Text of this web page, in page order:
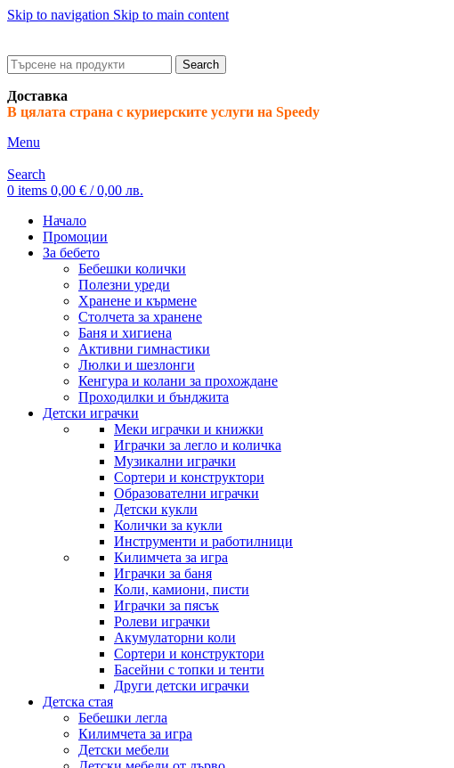
Skip to navigation Skip to main content
Search
Доставка
В цялата страна с куриерските услуги на Speedy
Menu
Search
0 items 0,00 € / 0,00 лв.
Начало
Промоции
За бебето
Бебешки колички
Полезни уреди
Хранене и кърмене
Столчета за хранене
Баня и хигиена
Активни гимнастики
Люлки и шезлонги
Кенгура и колани за прохождане
Проходилки и бънджита
Детски играчки
Меки играчки и книжки
Играчки за легло и количка
Музикални играчки
Сортери и конструктори
Образователни играчки
Детски кукли
Колички за кукли
Инструменти и работилници
Килимчета за игра
Играчки за баня
Коли, камиони, писти
Играчки за пясък
Ролеви играчки
Акумулаторни коли
Сортери и конструктори
Басейни с топки и тенти
Други детски играчки
Детска стая
Бебешки легла
Килимчета за игра
Детски мебели